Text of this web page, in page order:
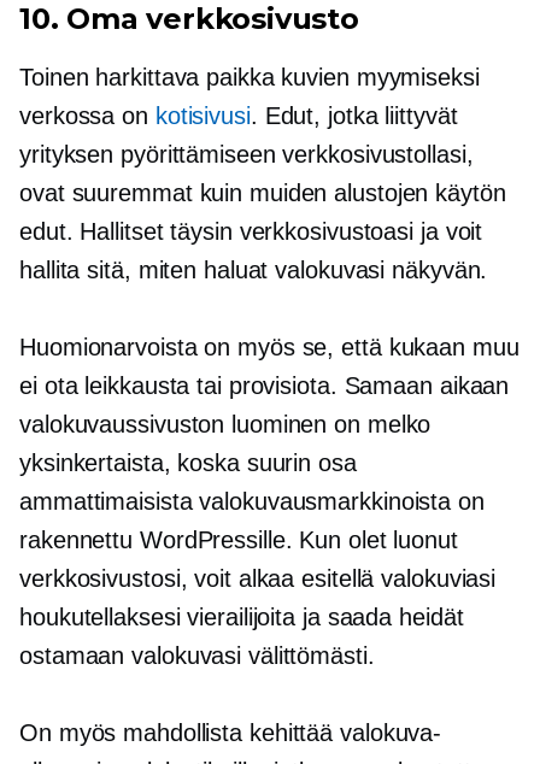
10. Oma verkkosivusto
Toinen harkittava paikka kuvien myymiseksi
verkossa on kotisivusi. Edut, jotka liittyvät
yrityksen pyörittämiseen verkkosivustollasi,
ovat suuremmat kuin muiden alustojen käytön
edut. Hallitset täysin verkkosivustoasi ja voit
hallita sitä, miten haluat valokuvasi näkyvän.
Huomionarvoista on myös se, että kukaan muu
ei ota leikkausta tai provisiota. Samaan aikaan
valokuvaussivuston luominen on melko
yksinkertaista, koska suurin osa
ammattimaisista valokuvausmarkkinoista on
rakennettu WordPressille. Kun olet luonut
verkkosivustosi, voit alkaa esitellä valokuviasi
houkutellaksesi vierailijoita ja saada heidät
ostamaan valokuvasi välittömästi.
On myös mahdollista kehittää valokuva-